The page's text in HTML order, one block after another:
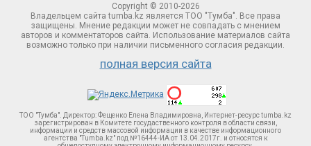
Copyright © 2010-2026
Владельцем сайта tumba.kz является ТОО "Тумба". Все права
защищены. Мнение редакции может не совпадать с мнением
авторов и комментаторов сайта. Использование материалов сайта
возможно только при наличии письменного согласия редакции.
полная версия сайта
ТОО "Тумба". Директор: Фещенко Елена Владимировна, Интернет-ресурс tumba.kz
зарегистрирован в Комитете госудаственного контроля в области связи,
информации и средств массовой информации в качестве информационного
агентства "Tumba.kz" под №16444-ИА от 13.04.2017г. и относятся к